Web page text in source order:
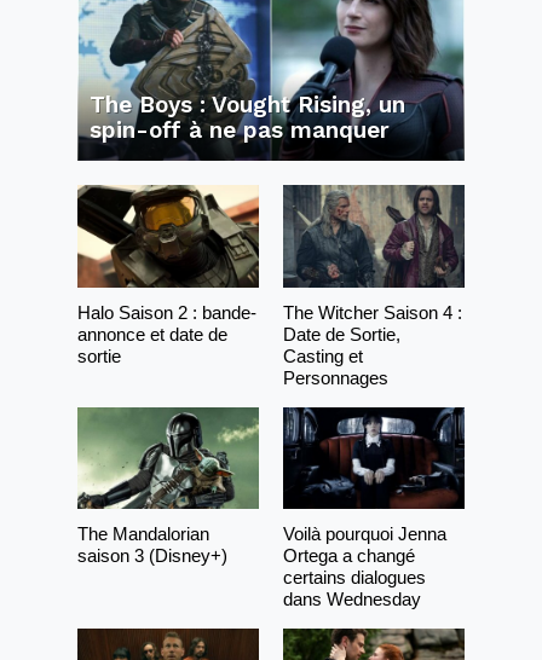
The Boys : Vought Rising, un
spin-off à ne pas manquer
Halo Saison 2 : bande-
annonce et date de
sortie
The Witcher Saison 4 :
Date de Sortie,
Casting et
Personnages
The Mandalorian
saison 3 (Disney+)
Voilà pourquoi Jenna
Ortega a changé
certains dialogues
dans Wednesday